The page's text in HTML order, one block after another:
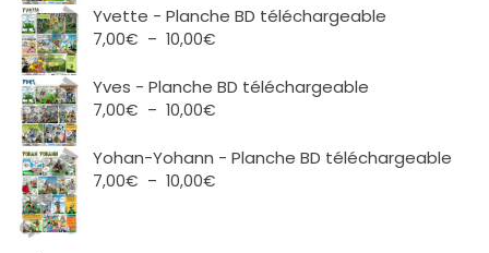
prix :
10,00€
Yvette - Planche BD téléchargeable
7,00€ – 10,00€
prix :
10,00€
Yves - Planche BD téléchargeable
7,00€ – 10,00€
prix :
Yohan-Yohann - Planche BD téléchargeable
7,00€ – 10,00€